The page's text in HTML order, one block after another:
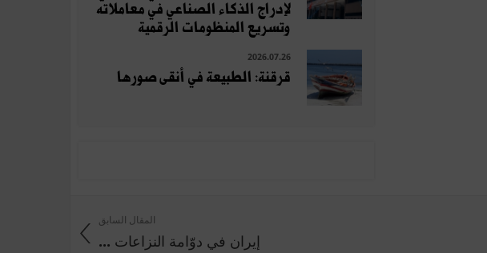
لإدراج الذكاء الصناعي في معاملاته
وتسريع المنظومات الرقمية
2026.07.26
قرقنة: الطبيعة في أنقى صورها
المقال السابق
إيران في دوّامة النزاعات ...